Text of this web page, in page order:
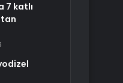
7 katlı